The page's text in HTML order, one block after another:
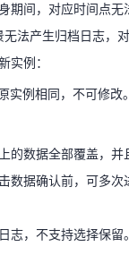
之旅 您的洞
实例相同，不可修改
的数据全部覆盖，
数据确认前，可多
期间，对应时间点无
法产生归档日志，
实例：
例相同，不可修改。
的数据全部覆盖，
数据确认前，可多
志，不支持选择保留